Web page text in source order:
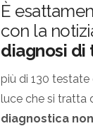
È
con la
diagnosi di
più di 130
luce che si tratta
diagnostica